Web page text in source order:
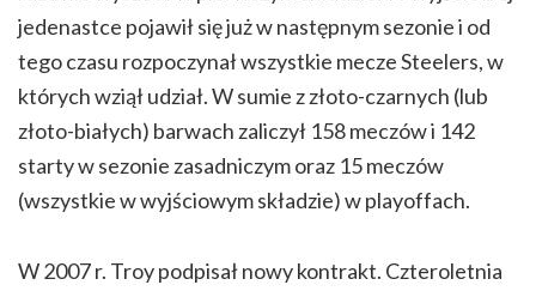
jedenastce pojawił się już w następnym sezonie i od
tego czasu rozpoczynał wszystkie mecze Steelers, w
których wziął udział. W sumie z złoto-czarnych (lub
złoto-białych) barwach zaliczył 158 meczów i 142
starty w sezonie zasadniczym oraz 15 meczów
(wszystkie w wyjściowym składzie) w playoffach.
W 2007 r. Troy podpisał nowy kontrakt. Czteroletnia